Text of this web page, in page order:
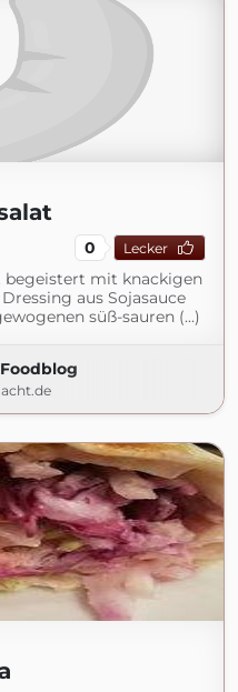
0 Lecker
begeistert mit knackigen
aus Sojasauce
süß-sauren (...)